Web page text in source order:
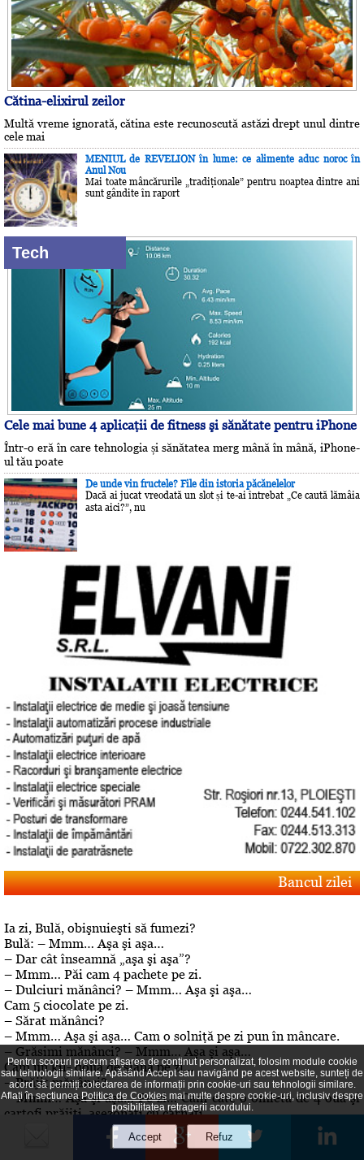
Cătina-elixirul zeilor
Multă vreme ignorată, cătina este recunoscută astăzi drept unul dintre
cele mai
MENIUL de REVELION în lume: ce alimente aduc noroc în
Anul Nou
Mai toate mâncărurile „tradiţionale” pentru noaptea dintre ani
sunt gândite în raport
Tech
Cele mai bune 4 aplicaţii de fitness şi sănătate pentru iPhone
Într-o eră în care tehnologia și sănătatea merg mână în mână, iPhone-
ul tău poate
De unde vin fructele? File din istoria păcănelelor
Dacă ai jucat vreodată un slot și te-ai întrebat „Ce caută lămâia
asta aici?”, nu
Bancul zilei
Ia zi, Bulă, obişnuieşti să fumezi?
Bulă: – Mmm… Aşa şi aşa…
– Dar cât înseamnă „aşa şi aşa”?
– Mmm… Păi cam 4 pachete pe zi.
– Dulciuri mănânci? – Mmm… Aşa şi aşa…
Cam 5 ciocolate pe zi.
– Sărat mănânci?
– Mmm… Aşa şi aşa… Cam o solniţă pe zi pun în mâncare.
– Grăsimi mănânci? – Mmm… Aşa şi aşa…
Cam un kil- două de slană pe zi…
– Prăjit mănânci?
– Mmm… Aşa şi aşa… Pe zi… Cam câte o omletă de 4 ouă şi
cartofi prăjiţi, asezonaţi cu cârnaţi
.– Aha… Dar de băut, bei? – A, da! De băut, beau!
Pentru scopuri precum afișarea de conținut personalizat, folosim module cookie
sau tehnologii similare. Apăsând Accept sau navigând pe acest website, sunteți de
acord să permiți colectarea de informații prin cookie-uri sau tehnologii similare.
Aflați în secțiuneaPolitica de Cookies mai multe despre cookie-uri, inclusiv despre
posibilitatea retragerii acordului.